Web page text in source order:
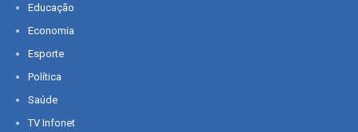
Educação
Economia
Esporte
Política
Saúde
TV Infonet